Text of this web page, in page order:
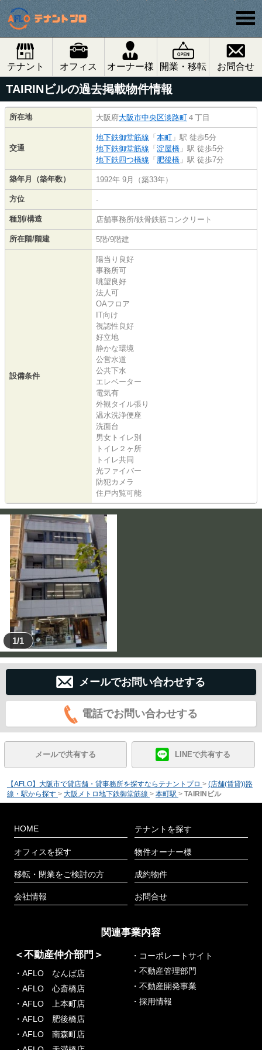
テナント オフィス オーナー様 開業・移転 お問合せ
TAIRINビルの過去掲載物件情報
所在地 大阪府大阪市中央区淡路町 ４丁目
交通
地下鉄御堂筋線 「本町 」駅 徒歩5分
地下鉄御堂筋線 「淀屋橋 」駅 徒歩5分
地下鉄四つ橋線 「肥後橋 」駅 徒歩7分
築年月（築年数） 1992年 9月（築33年）
方位 -
種別/構造 店舗事務所/鉄骨鉄筋コンクリート
所在階/階建 5階/9階建
設備条件
陽当り良好
事務所可
眺望良好
法人可
OAフロア
IT向け
視認性良好
好立地
静かな環境
公営水道
公共下水
エレベーター
電気有
外観タイル張り
温水洗浄便座
洗面台
男女トイレ別
トイレ２ヶ所
トイレ共同
光ファイバー
防犯カメラ
住戸内覧可能
1/1
メールでお問い合わせする
電話でお問い合わせする
メールで共有する LINEで共有する
【AFLO】大阪市で貸店舗・貸事務所を探すならテナントプロ > (店舗(賃貸))路
線・駅から探す > 大阪メトロ地下鉄御堂筋線 > 本町駅 > TAIRINビル
HOME
オフィスを探す
移転・閉業をご検討の方
会社情報
テナントを探す
物件オーナー様
成約物件
お問合せ
関連事業内容
＜不動産仲介部門＞
・AFLO なんば店
・AFLO 心斎橋店
・AFLO 上本町店
・AFLO 肥後橋店
・AFLO 南森町店
・コーポレートサイト
・不動産管理部門
・不動産開発事業
・採用情報